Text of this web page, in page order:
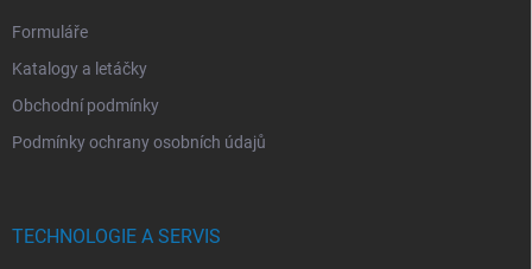
Formuláře
Katalogy a letáčky
Obchodní podmínky
Podmínky ochrany osobních údajů
TECHNOLOGIE A SERVIS